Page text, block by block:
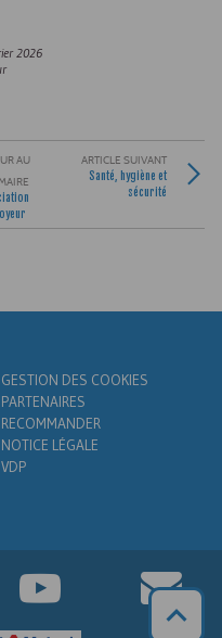
2026
AU
ARTICLE SUIVANT
Santé, hygiène et
sécurité
GESTION DES COOKIES
PARTENAIRES
RECOMMANDER
NOTICE LÉGALE
VDP